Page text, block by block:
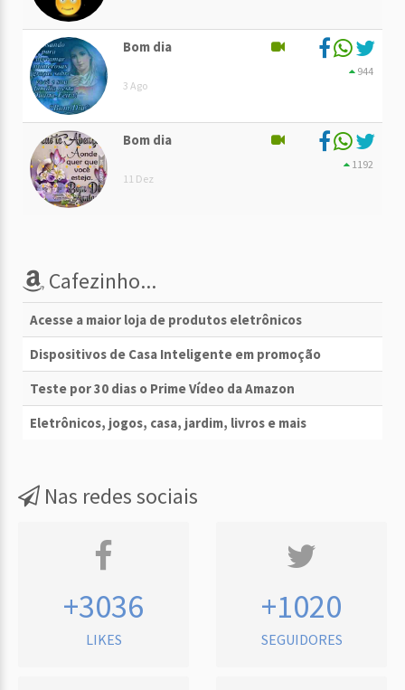
Bom dia
3 Ago
944
Bom dia
11 Dez
1192
Cafezinho...
Acesse a maior loja de produtos eletrônicos
Dispositivos de Casa Inteligente em promoção
Teste por 30 dias o Prime Vídeo da Amazon
Eletrônicos, jogos, casa, jardim, livros e mais
Nas redes sociais
+3036
LIKES
+1020
SEGUIDORES